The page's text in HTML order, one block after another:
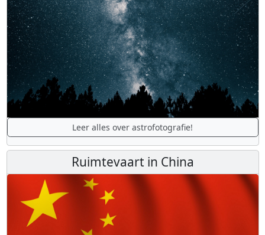
Leer alles over astrofotografie!
Ruimtevaart in China